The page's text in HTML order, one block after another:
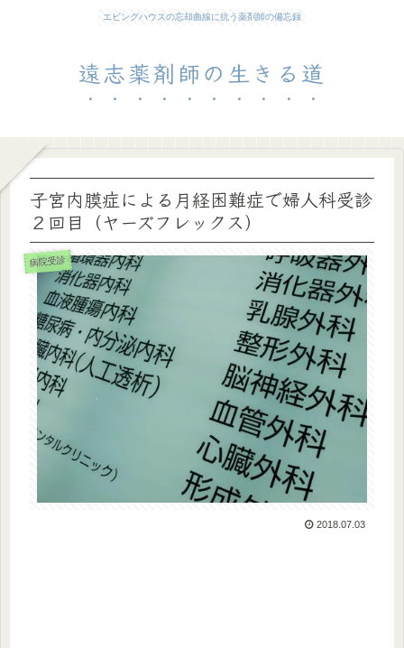
エビングハウスの忘却曲線に抗う薬剤師の備忘録
遠志薬剤師の生きる道
子宮内膜症による月経困難症で婦人科受診
２回目（ヤーズフレックス）
病院受診
2018.07.03